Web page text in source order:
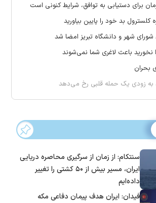
برای دستیابی به توافق، شرایط کنونی است
بد خود را پایین بیاورید
شورای شهر و دانشگاه تبریز امضا شد
نخورید باعث لاغری شما نمی‌شوند
بحران
به زودی یک حمله قلبی رخ می‌دهد
سنتکام: از زمان از سرگیری محاصره دریایی
ایران، مسیر بیش از ۵۰ کشتی را تغییر
داده‌ایم
فیدان: ایران هدف پیمان دفاعی مکه